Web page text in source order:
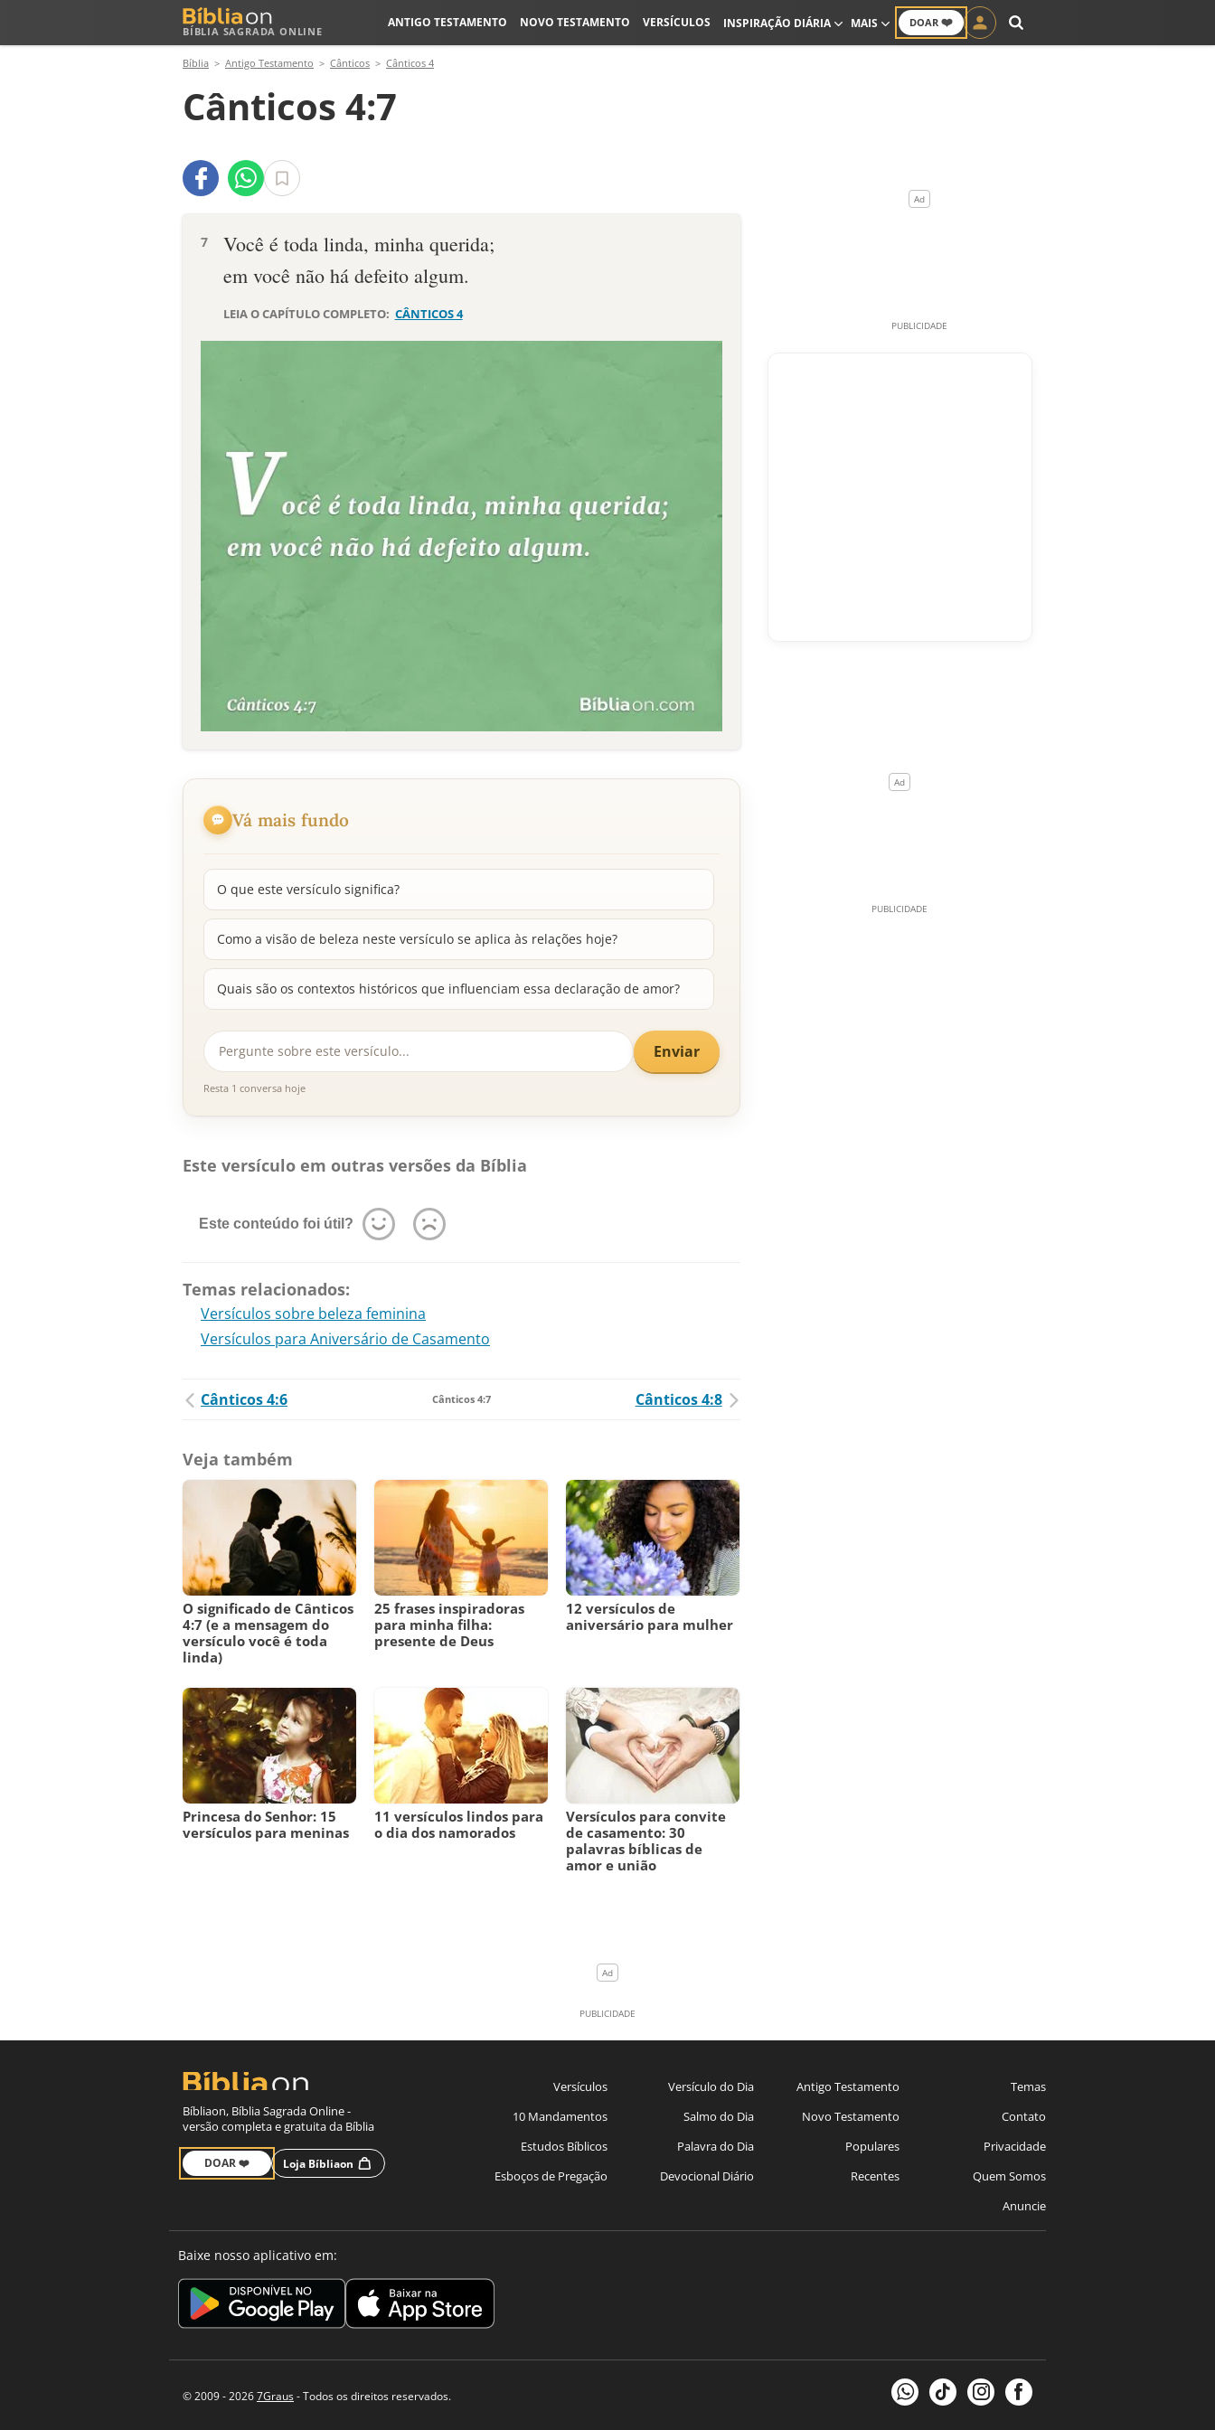
BÍBLIA SAGRADA ONLINE
DOAR ❤️
ANTIGO TESTAMENTO NOVO TESTAMENTO VERSÍCULOS INSPIRAÇÃO DIÁRIA MAIS
Bíblia Antigo Testamento Cânticos Cânticos 4
Cânticos 4:7
7
Você é toda linda, minha querida;
em você não há defeito algum.
LEIA O CAPÍTULO COMPLETO: CÂNTICOS 4
Vá mais fundo
O que este versículo significa?
Como a visão de beleza neste versículo se aplica às relações hoje?
Quais são os contextos históricos que influenciam essa declaração de amor?
Enviar
Resta 1 conversa hoje
Este versículo em outras versões da Bíblia
Este conteúdo foi útil?
Temas relacionados:
Versículos sobre beleza feminina
Versículos para Aniversário de Casamento
Cânticos 4:6 Cânticos 4:7 Cânticos 4:8
Veja também
O significado de Cânticos
4:7 (e a mensagem do
versículo você é toda
linda)
25 frases inspiradoras
para minha filha:
presente de Deus
12 versículos de
aniversário para mulher
Princesa do Senhor: 15
versículos para meninas
11 versículos lindos para
o dia dos namorados
Versículos para convite
de casamento: 30
palavras bíblicas de
amor e união
Bíbliaon, Bíblia Sagrada Online -
versão completa e gratuita da Bíblia
DOAR ❤️ Loja Bíbliaon
Versículos
10 Mandamentos
Estudos Bíblicos
Esboços de Pregação
Versículo do Dia
Salmo do Dia
Palavra do Dia
Devocional Diário
Antigo Testamento
Novo Testamento
Populares
Recentes
Temas
Contato
Privacidade
Quem Somos
Anuncie
Baixe nosso aplicativo em:
© 2009 - 20267Graus- Todos os direitos reservados.